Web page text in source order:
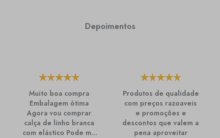
Depoimentos
Muito boa compra
Embalagem ótima
Agora vou comprar
calça de linho branca
com elástico Pode me
Produtos de qualidade
com preços razoaveis
e promoções e
descontos que valem a
pena aproveitar